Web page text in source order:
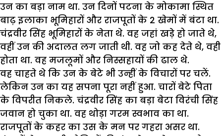
उन का बड़ा नाम था. उन दिनों पटना के मोकामा स्थित
बाढ़ इलाका भूमिहारों और राजपूतों के 2 खेमों में बंटा था.
चंद्रवीर सिंह भूमिहारों के नेता थे. वह जहां खड़े हो जाते थे,
वहीं उन की अदालत लग जाती थी. वह जो कह देते थे, वही
होता था. वह मजलूमों और निस्सहायों की ढाल थे.
वह चाहते थे कि उन के बेटे भी उन्हीं के विचारों पर चलें.
लेकिन उन का यह सपना पूरा नहीं हुआ. चारों बेटे पिता
के विपरीत निकले. चंद्रवीर सिंह का बड़ा बेटा विरंची सिंह
जवान हो चुका था. वह थोड़ा गरम स्वभाव का था.
राजपूतों के कहर का उस के मन पर गहरा असर था.